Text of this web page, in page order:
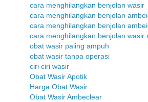
cara menghilangkan benjolan wasir
cara menghilangkan benjolan
cara menghilangkan benjolan
cara menghilangkan benjolan wasir
obat wasir paling ampuh
obat wasir tanpa operasi
ciri ciri wasir
Obat Wasir Apotik
Harga Obat Wasir
Obat Wasir Ambeclear